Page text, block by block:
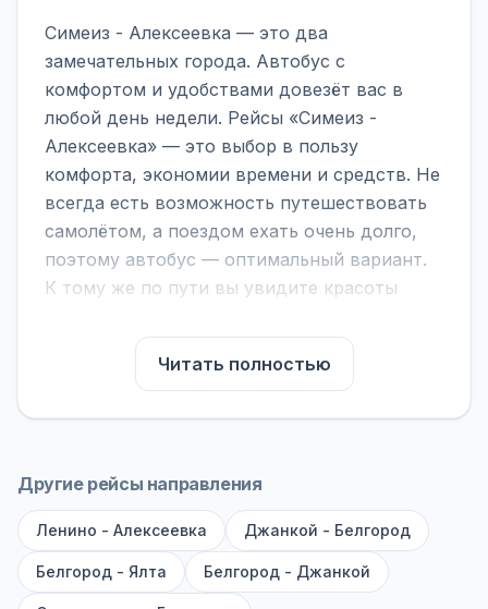
Симеиз - Алексеевка — это два
замечательных города. Автобус с
комфортом и удобствами довезёт вас в
любой день недели. Рейсы «Симеиз -
Алексеевка» — это выбор в пользу
комфорта, экономии времени и средств. Не
всегда есть возможность путешествовать
самолётом, а поездом ехать очень долго,
поэтому автобус — оптимальный вариант.
К тому же по пути вы увидите красоты
На нашем сайте вы можете найти
расписание автобусов Симеиз - Алексеевка,
сравнить рейсы и выбрать подходящий.
на микроавтобусы (8–18 мест). Если важен
(от 40 мест): у них лучше подвеска и
дорога ощущается меньше.
Читать полностью
Другие рейсы направления
Ленино - Алексеевка Джанкой - Белгород
Белгород - Ялта Белгород - Джанкой